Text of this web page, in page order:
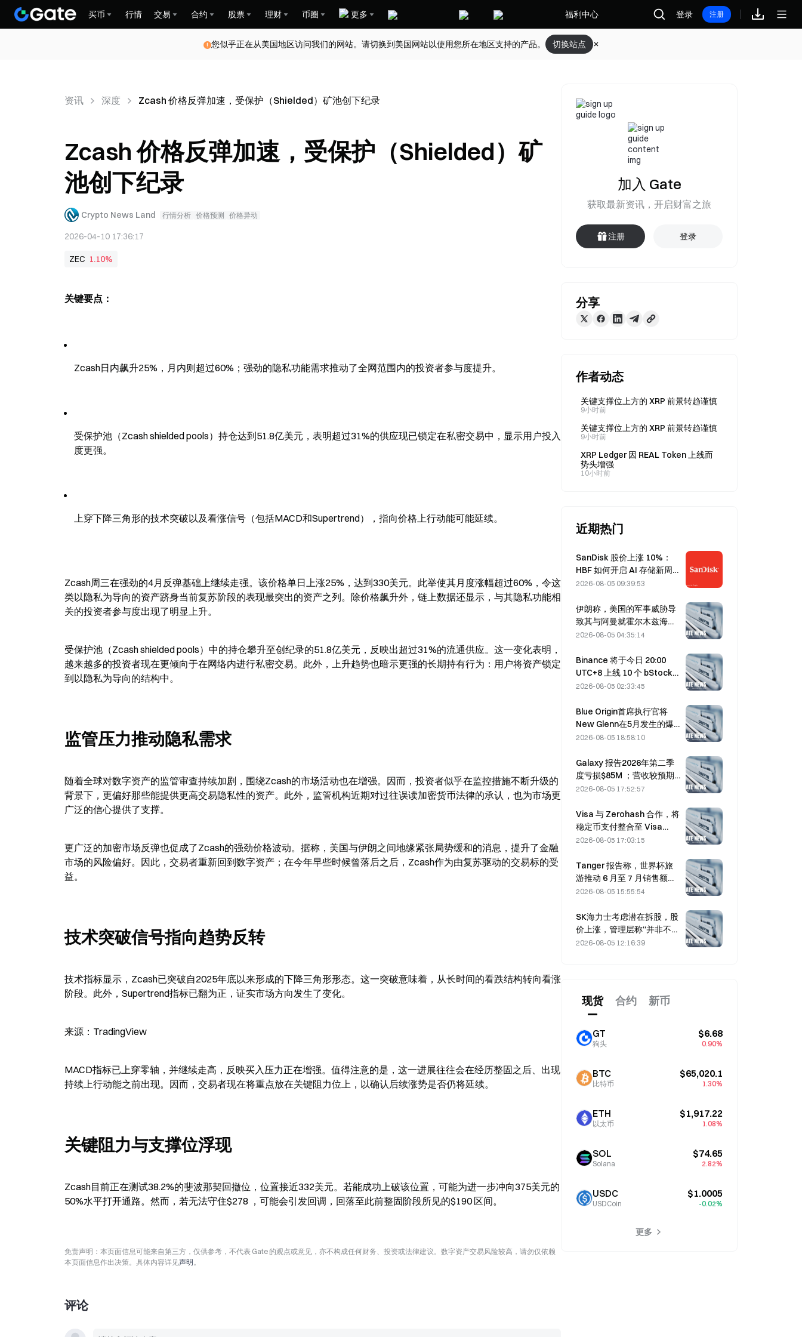
买币 行情 交易 合约 股票 理财 币圈 更多 福利中心 登录 注册
您似乎正在从美国地区访问我们的网站。请切换到美国网站以使用您所在地区支持的产品。 切换站点
资讯 深度 Zcash 价格反弹加速，受保护（Shielded）矿池创下纪录
Zcash 价格反弹加速，受保护（Shielded）矿
池创下纪录
Crypto News Land 行情分析 价格预测 价格异动
2026-04-10 17:36:17
ZEC 1.10%
关键要点：
Zcash日内飙升25%，月内则超过60%；强劲的隐私功能需求推动了全网范围内的投资者参与度提升。
受保护池（Zcash shielded pools）持仓达到51.8亿美元，表明超过31%的供应现已锁定在私密交易中，显示用户投入
度更强。
上穿下降三角形的技术突破以及看涨信号（包括MACD和Supertrend），指向价格上行动能可能延续。
Zcash周三在强劲的4月反弹基础上继续走强。该价格单日上涨25%，达到330美元。此举使其月度涨幅超过60%，令这
类以隐私为导向的资产跻身当前复苏阶段的表现最突出的资产之列。除价格飙升外，链上数据还显示，与其隐私功能相
关的投资者参与度出现了明显上升。
受保护池（Zcash shielded pools）中的持仓攀升至创纪录的51.8亿美元，反映出超过31%的流通供应。这一变化表明，
越来越多的投资者现在更倾向于在网络内进行私密交易。此外，上升趋势也暗示更强的长期持有行为：用户将资产锁定
到以隐私为导向的结构中。
监管压力推动隐私需求
随着全球对数字资产的监管审查持续加剧，围绕Zcash的市场活动也在增强。因而，投资者似乎在监控措施不断升级的
背景下，更偏好那些能提供更高交易隐私性的资产。此外，监管机构近期对过往误读加密货币法律的承认，也为市场更
广泛的信心提供了支撑。
更广泛的加密市场反弹也促成了Zcash的强劲价格波动。据称，美国与伊朗之间地缘紧张局势缓和的消息，提升了金融
市场的风险偏好。因此，交易者重新回到数字资产；在今年早些时候曾落后之后，Zcash作为由复苏驱动的交易标的受
益。
技术突破信号指向趋势反转
技术指标显示，Zcash已突破自2025年底以来形成的下降三角形形态。这一突破意味着，从长时间的看跌结构转向看涨
阶段。此外，Supertrend指标已翻为正，证实市场方向发生了变化。
来源：TradingView
MACD指标已上穿零轴，并继续走高，反映买入压力正在增强。值得注意的是，这一进展往往会在经历整固之后、出现
持续上行动能之前出现。因而，交易者现在将重点放在关键阻力位上，以确认后续涨势是否仍将延续。
关键阻力与支撑位浮现
Zcash目前正在测试38.2%的斐波那契回撤位，位置接近332美元。若能成功上破该位置，可能为进一步冲向375美元的
50%水平打开通路。然而，若无法守住$278 ，可能会引发回调，回落至此前整固阶段所见的$190 区间。
免责声明：本页面信息可能来自第三方，仅供参考，不代表 Gate 的观点或意见，亦不构成任何财务、投资或法律建议。数字资产交易风险较高，请勿仅依赖
本页面信息作出决策。具体内容详见声明。
评论
加入 Gate
获取最新资讯，开启财富之旅
注册 登录
分享
作者动态
关键支撑位上方的 XRP 前景转趋谨慎
9小时前
关键支撑位上方的 XRP 前景转趋谨慎
9小时前
XRP Ledger 因 REAL Token 上线而
势头增强
10小时前
近期热门
SanDisk 股价上涨 10%：
HBF 如何开启 AI 存储新周
期，财报能否验证增长逻
2026-08-05 09:39:53
伊朗称，美国的军事威胁导
致其与阿曼就霍尔木兹海峡
达成协议的时间推迟至8月5
2026-08-05 04:35:14
Binance 将于今日 20:00
UTC+8 上线 10 个 bStocks
交易对，挂单手续费为零
2026-08-05 02:33:45
Blue Origin首席执行官将
New Glenn在5月发生的爆
炸归因于BE-4发动机阀门故
2026-08-05 18:58:10
Galaxy 报告2026年第二季
度亏损$85M ；营收较预期
低3亿美元，股价下跌
2026-08-05 17:52:57
Visa 与 Zerohash 合作，将
稳定币支付整合至 Visa
Direct
2026-08-05 17:03:15
Tanger 报告称，世界杯旅
游推动 6 月至 7 月销售额增
长 5%
2026-08-05 15:55:54
SK海力士考虑潜在拆股，股
价上涨，管理层称“并非不可
能”
2026-08-05 12:16:39
现货 合约 新币
GT
狗头
$6.68
0.90%
BTC
比特币
$65,020.1
1.30%
ETH
以太币
$1,917.22
1.08%
SOL
Solana
$74.65
2.82%
USDC
USDCoin
$1.0005
-0.02%
更多